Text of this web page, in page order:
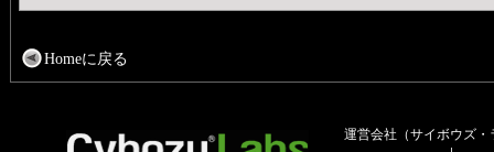
Homeに戻る
運営会社（サイボウズ・